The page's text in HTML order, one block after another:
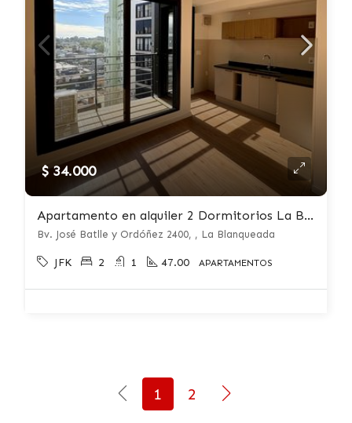
$ 34.000
Apartamento en alquiler 2 Dormitorios La Blanqueada
Bv. José Batlle y Ordóñez 2400, , La Blanqueada
JFK 2 1 47.00 APARTAMENTOS
1 2